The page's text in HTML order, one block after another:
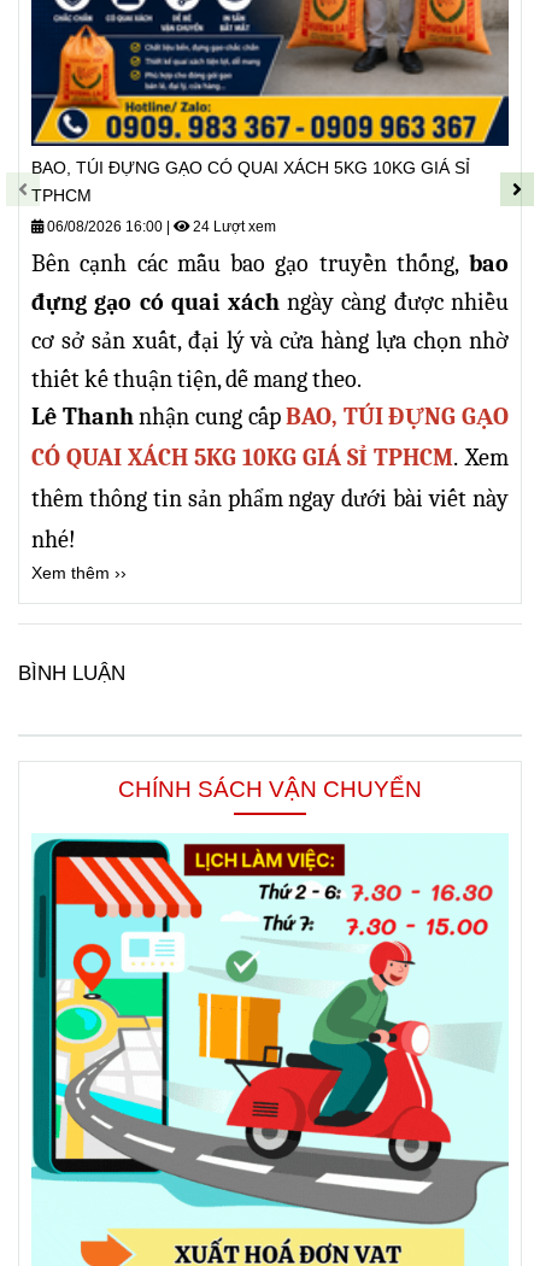
BAO, TÚI ĐỰNG GẠO CÓ QUAI XÁCH 5KG 10KG GIÁ SỈ
TPHCM
06/08/2026 16:00 | 24 Lượt xem
Bên cạnh các mẫu bao gạo truyền thống,bao
đựng gạo có quai xáchngày càng được nhiều
cơ sở sản xuất, đại lý và cửa hàng lựa chọn nhờ
thiết kế thuận tiện, dễ mang theo.
Lê Thanhnhận cung cấpBAO, TÚI ĐỰNG GẠO
CÓ QUAI XÁCH 5KG 10KG GIÁ SỈ TPHCM. Xem
thêm thông tin sản phẩm ngay dưới bài viết này
nhé!
Xem thêm ››
BÌNH LUẬN
CHÍNH SÁCH VẬN CHUYỂN